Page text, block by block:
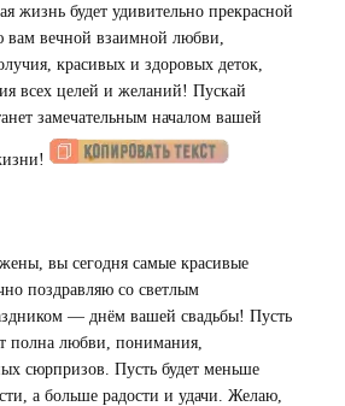
жизнь будет удивительно прекрасной
вам вечной взаимной любви,
красивых и здоровых деток,
всех целей и желаний! Пускай
замечательным началом вашей
вы сегодня самые красивые
поздравляю со светлым
— днём вашей свадьбы! Пусть
полна любви, понимания,
сюрпризов. Пусть будет меньше
а больше радости и удачи. Желаю,